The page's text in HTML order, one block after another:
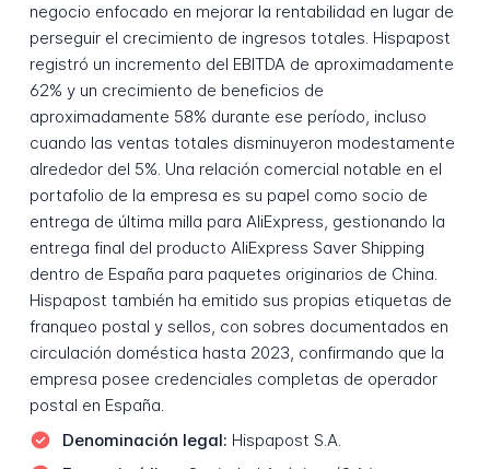
negocio enfocado en mejorar la rentabilidad en lugar de
perseguir el crecimiento de ingresos totales. Hispapost
registró un incremento del EBITDA de aproximadamente
62% y un crecimiento de beneficios de
aproximadamente 58% durante ese período, incluso
cuando las ventas totales disminuyeron modestamente
alrededor del 5%. Una relación comercial notable en el
portafolio de la empresa es su papel como socio de
entrega de última milla para AliExpress, gestionando la
entrega final del producto AliExpress Saver Shipping
dentro de España para paquetes originarios de China.
Hispapost también ha emitido sus propias etiquetas de
franqueo postal y sellos, con sobres documentados en
circulación doméstica hasta 2023, confirmando que la
empresa posee credenciales completas de operador
postal en España.
Denominación legal: Hispapost S.A.